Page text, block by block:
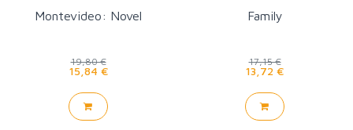
Montevideo: Novel
19,80 €
15,84 €
Family
17,15 €
13,72 €